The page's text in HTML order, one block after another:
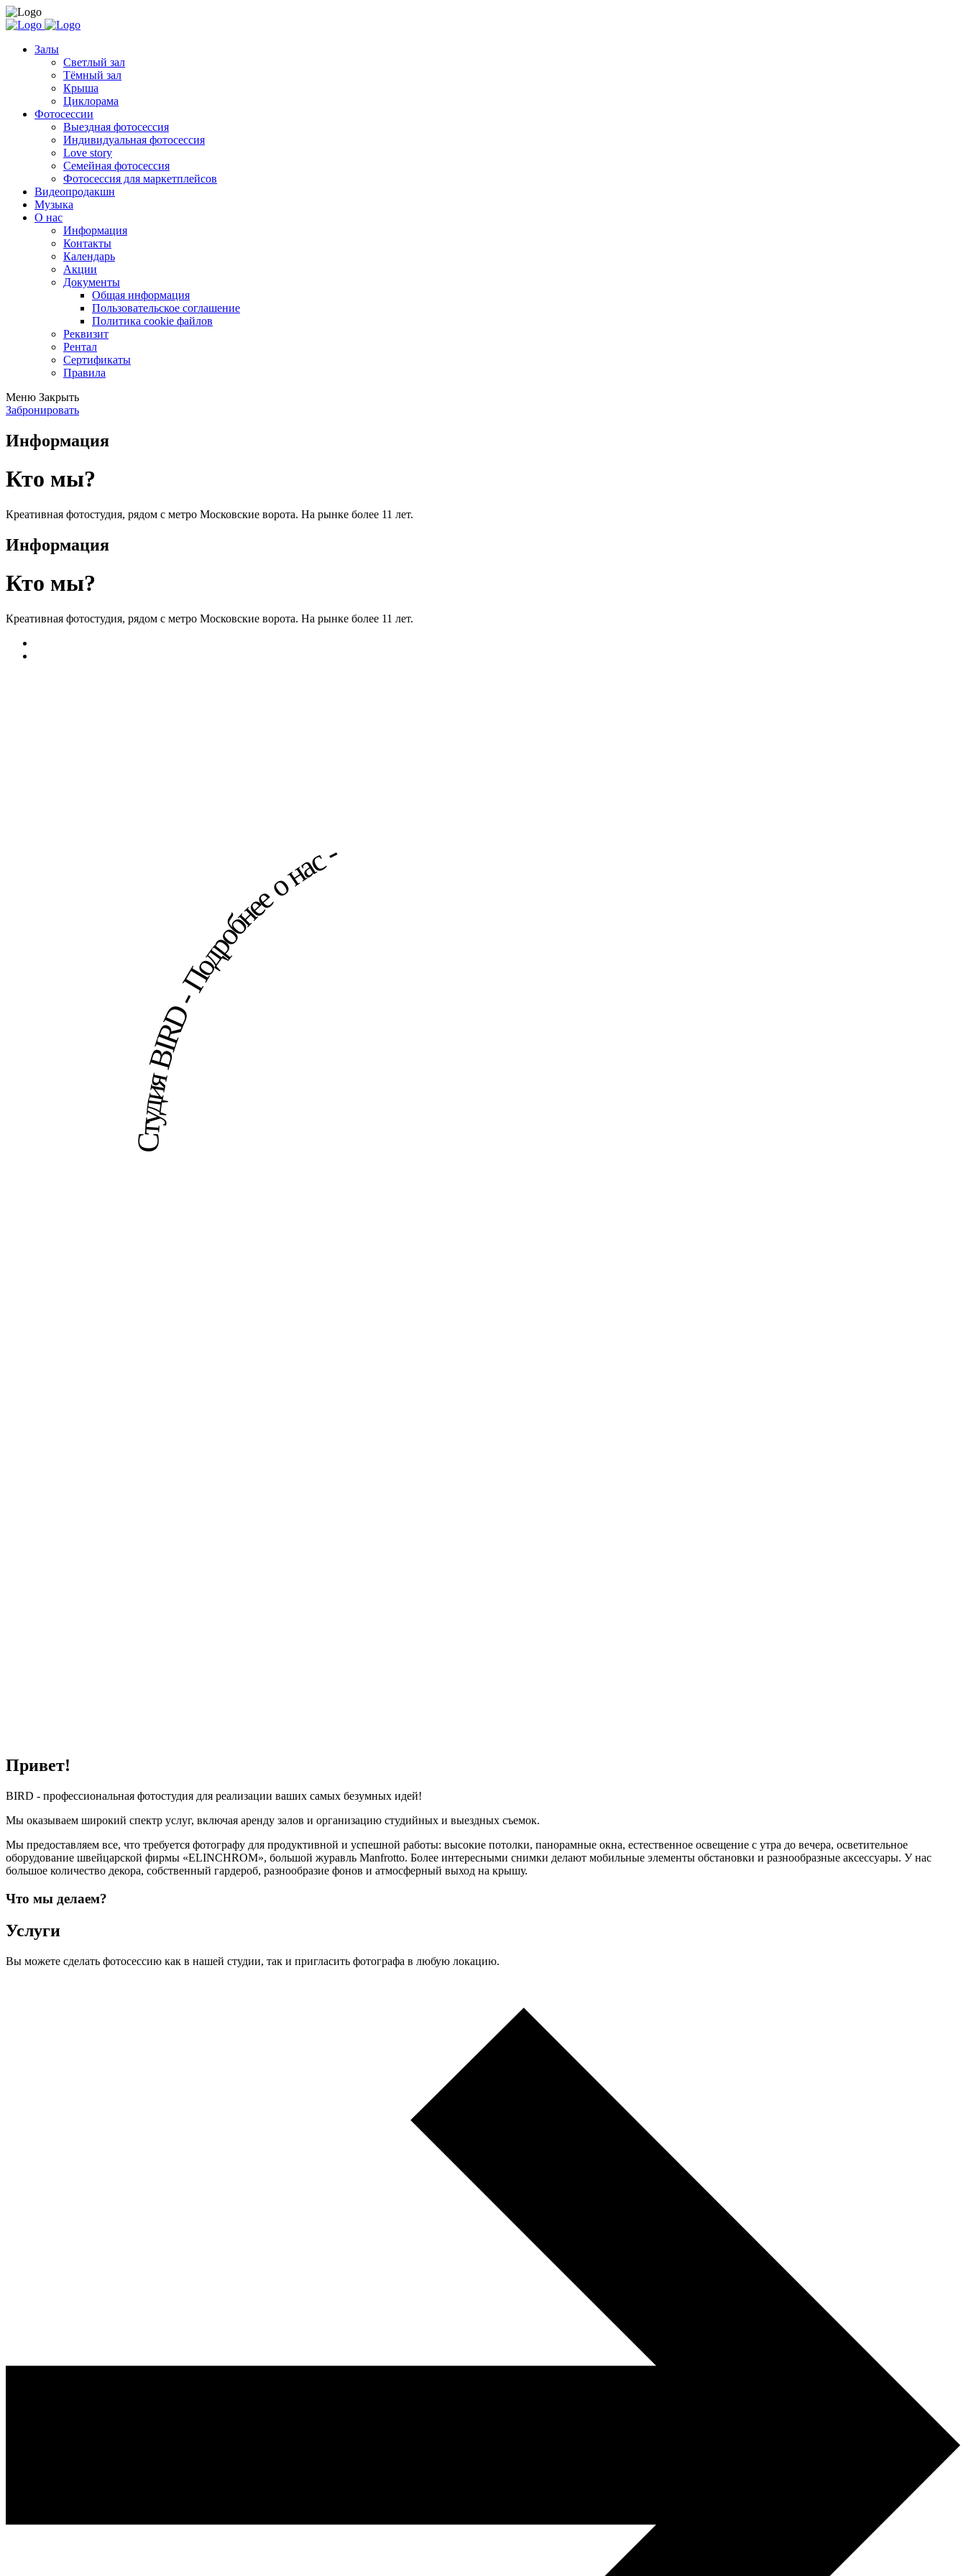
Залы
Светлый зал
Тёмный зал
Крыша
Циклорама
Фотосессии
Выездная фотосессия
Индивидуальная фотосессия
Love story
Семейная фотосессия
Фотосессия для маркетплейсов
Видеопродакшн
Музыка
О нас
Информация
Контакты
Календарь
Акции
Документы
Общая информация
Пользовательское соглашение
Политика cookie файлов
Реквизит
Рентал
Сертификаты
Правила
Меню Закрыть
Забронировать
Информация
Кто мы?
Креативная фотостудия, рядом с метро Московские ворота. На рынке более 11 лет.
Информация
Кто мы?
Креативная фотостудия, рядом с метро Московские ворота. На рынке более 11 лет.
Студия BIRD - Подробнее о нас -
Привет!
BIRD - профессиональная фотостудия для реализации ваших самых безумных идей!
Мы оказываем широкий спектр услуг, включая аренду залов и организацию студийных и выездных съемок.
Мы предоставляем все, что требуется фотографу для продуктивной и успешной работы: высокие потолки, панорамные окна, естественное освещение с утра до вечера, осветительное
оборудование швейцарской фирмы «ELINCHROM», большой журавль Manfrotto. Более интересными снимки делают мобильные элементы обстановки и разнообразные аксессуары. У нас
большое количество декора, собственный гардероб, разнообразие фонов и атмосферный выход на крышу.
Что мы делаем?
Услуги
Вы можете сделать фотосессию как в нашей студии, так и пригласить фотографа в любую локацию.